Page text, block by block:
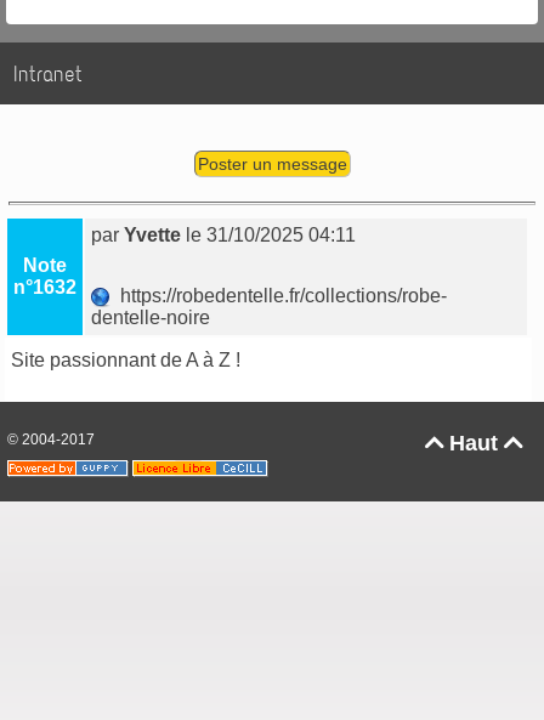
Intranet
Poster un message
Note
n°1632
parYvette le 31/10/2025 04:11
https://robedentelle.fr/collections/robe-
dentelle-noire
Site passionnant de A à Z !
Haut 
© 2004-2017